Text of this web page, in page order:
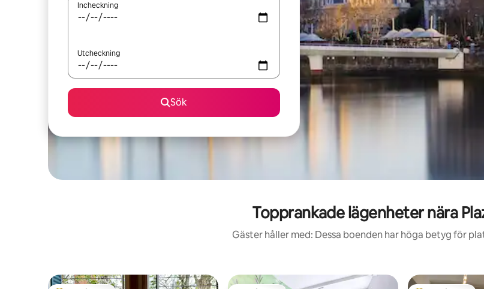
Incheckning
Utcheckning
Sök
Topprankade lägenheter nära
Gäster håller med: Dessa boenden har höga betyg för